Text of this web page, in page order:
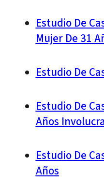
Estudio De
Mujer De 31
Estudio De
Estudio De
Años
Estudio De
Años